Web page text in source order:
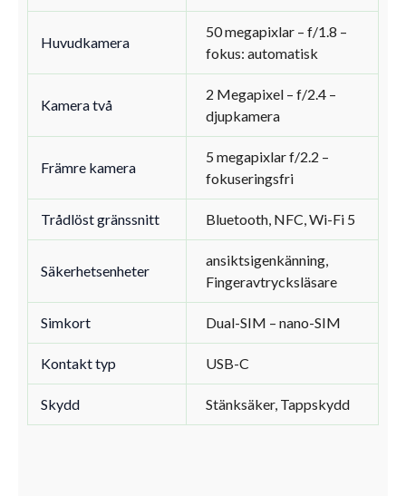
Huvudkamera
50 megapixlar – f/1.8 –
fokus: automatisk
Kamera två
2 Megapixel – f/2.4 –
djupkamera
Främre kamera
5 megapixlar f/2.2 –
fokuseringsfri
Trådlöst gränssnitt Bluetooth, NFC, Wi-Fi 5
Säkerhetsenheter
ansiktsigenkänning,
Fingeravtrycksläsare
Simkort Dual-SIM – nano-SIM
Kontakt typ USB-C
Skydd Stänksäker, Tappskydd